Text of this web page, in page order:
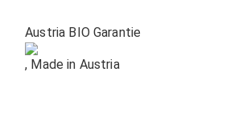
Austria BIO Garantie
, Made in Austria